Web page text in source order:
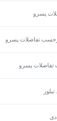
پسرو
تفاضلات پسرو
پسرو